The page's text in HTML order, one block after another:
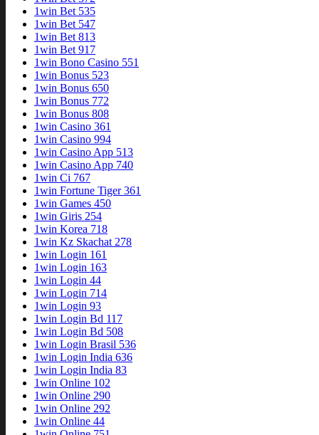
1win Bet 535
1win Bet 547
1win Bet 813
1win Bet 917
1win Bono Casino 551
1win Bonus 523
1win Bonus 650
1win Bonus 772
1win Bonus 808
1win Casino 361
1win Casino 994
1win Casino App 513
1win Casino App 740
1win Ci 767
1win Fortune Tiger 361
1win Games 450
1win Giris 254
1win Korea 718
1win Kz Skachat 278
1win Login 161
1win Login 163
1win Login 44
1win Login 714
1win Login 93
1win Login Bd 117
1win Login Bd 508
1win Login Brasil 536
1win Login India 636
1win Login India 83
1win Online 102
1win Online 290
1win Online 292
1win Online 44